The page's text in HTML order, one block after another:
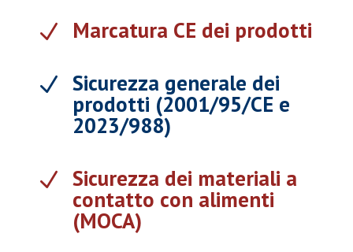
N Marcatura CE dei prodotti
N Sicurezza generale dei
prodotti (2001/95/CE e
2023/988)
N Sicurezza dei materiali a
contatto con alimenti
(MOCA)